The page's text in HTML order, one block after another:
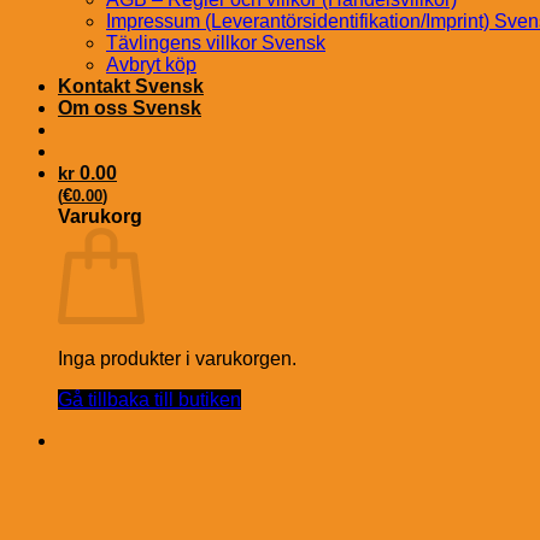
Impressum (Leverantörsidentifikation/Imprint)
Tävlingens villkor Svensk
Avbryt köp
Kontakt Svensk
Om oss Svensk
kr 0.00
(€0.00)
Varukorg
Inga produkter i varukorgen.
Gå tillbaka till butiken